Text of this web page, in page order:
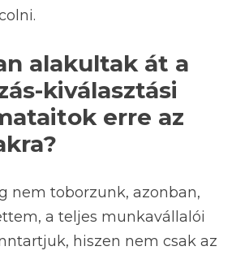
alakultak át a
kiválasztási
erre az
nem toborzunk, azonban,
a teljes munkavállalói
hiszen nem csak az